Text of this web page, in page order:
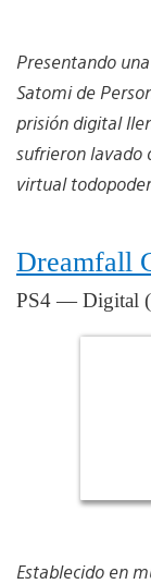
Presentando
Satomi de
prisión digital
sufrieron lavado
virtual
Dreamfall
PS4 — Digital
Establecido en